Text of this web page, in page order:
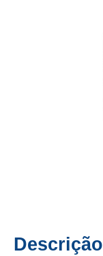
Descrição